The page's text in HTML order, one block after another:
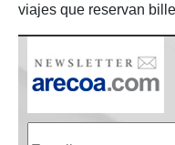
viajes que reservan